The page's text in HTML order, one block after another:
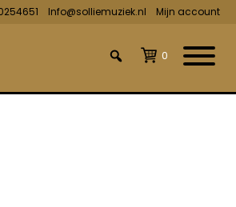
Info@solliemuziek.nl Mijn account
0